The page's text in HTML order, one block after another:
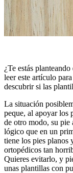
¿Te estás
leer este artículo
descubrir si las
La situación
peque, al apoyar los
de otro modo, su pie
lógico que en un
tiene los pies planos
ortopédicos tan
Quieres evitarlo, y
unas plantillas con